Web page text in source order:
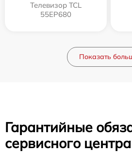
Телевизор TCL
55EP680
Показать
Гарантийные
сервисного